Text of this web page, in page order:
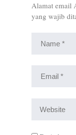
Alamat email
yang wajib